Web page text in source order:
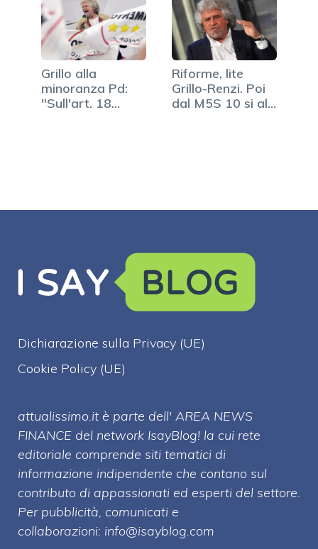
Grillo alla
minoranza Pd:
"Sull'art. 18
Riforme, lite
Grillo-Renzi. Poi
dal M5S 10 si al
Dichiarazione sulla Privacy (UE)
Cookie Policy (UE)
attualissimo.it è parte dell' AREA NEWS
FINANCE del network IsayBlog! la cui rete
editoriale comprende siti tematici di
informazione indipendente che contano sul
contributo di appassionati ed esperti del settore.
Per pubblicità, comunicati e
collaborazioni: info@isayblog.com